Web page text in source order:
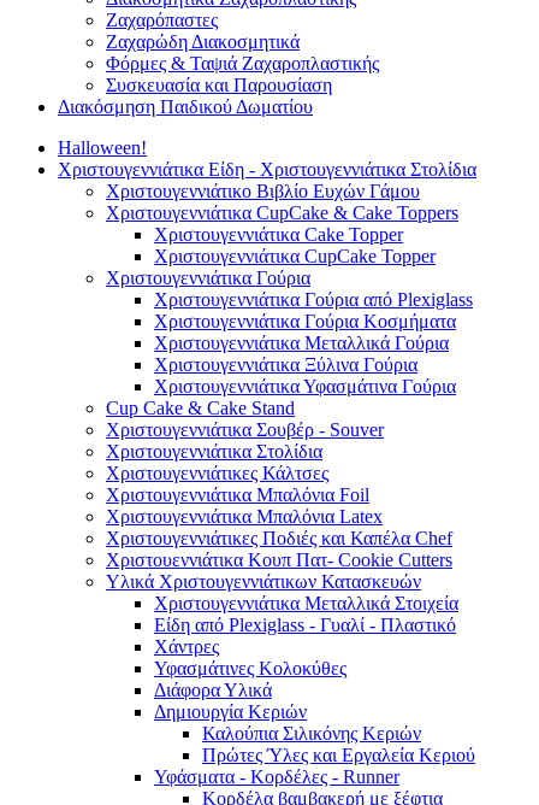
Ζαχαρόπαστες
Ζαχαρώδη Διακοσμητικά
Φόρμες & Ταψιά Ζαχαροπλαστικής
Συσκευασία και Παρουσίαση
Διακόσμηση Παιδικού Δωματίου
Halloween!
Χριστουγεννιάτικα Είδη - Χριστουγεννιάτικα Στολίδια
Χριστουγεννιάτικο Βιβλίο Ευχών Γάμου
Χριστουγεννιάτικα CupCake & Cake Toppers
Χριστουγεννιάτικα Cake Topper
Χριστουγεννιάτικα CupCake Topper
Χριστουγεννιάτικα Γούρια
Χριστουγεννιάτικα Γούρια από Plexiglass
Χριστουγεννιάτικα Γούρια Κοσμήματα
Χριστουγεννιάτικα Μεταλλικά Γούρια
Χριστουγεννιάτικα Ξύλινα Γούρια
Χριστουγεννιάτικα Υφασμάτινα Γούρια
Cup Cake & Cake Stand
Χριστουγεννιάτικα Σουβέρ - Souver
Χριστουγεννιάτικα Στολίδια
Χριστουγεννιάτικες Κάλτσες
Χριστουγεννιάτικα Μπαλόνια Foil
Χριστουγεννιάτικα Μπαλόνια Latex
Χριστουγεννιάτικες Ποδιές και Καπέλα Chef
Χριστουεννιάτικα Κουπ Πατ- Cookie Cutters
Υλικά Χριστουγεννιάτικων Κατασκευών
Χριστουγεννιάτικα Μεταλλικά Στοιχεία
Είδη από Plexiglass - Γυαλί - Πλαστικό
Χάντρες
Υφασμάτινες Κολοκύθες
Διάφορα Υλικά
Δημιουργία Κεριών
Καλούπια Σιλικόνης Κεριών
Πρώτες Ύλες και Εργαλεία Κεριού
Υφάσματα - Κορδέλες - Runner
Κορδέλα βαμβακερή με ξέφτια